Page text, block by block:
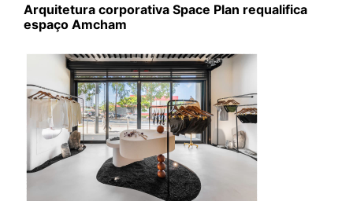
Arquitetura corporativa Space Plan requalifica
espaço Amcham